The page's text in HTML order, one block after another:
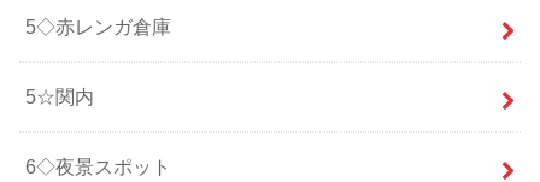
5◇赤レンガ倉庫
5☆関内
6◇夜景スポット